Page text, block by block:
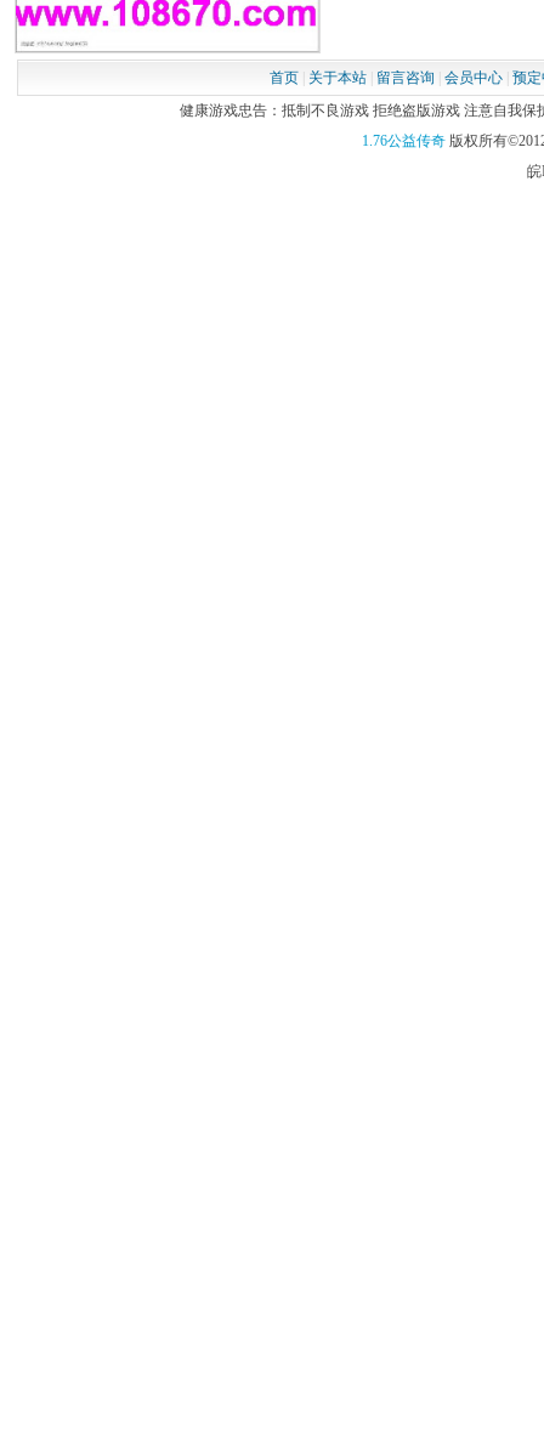
首页| 关于本站| 留言咨询 会员中心| 预
健康游戏忠告：抵制不良游戏 拒绝盗版游戏 注意自我保
1.76公益传奇版权所有
皖